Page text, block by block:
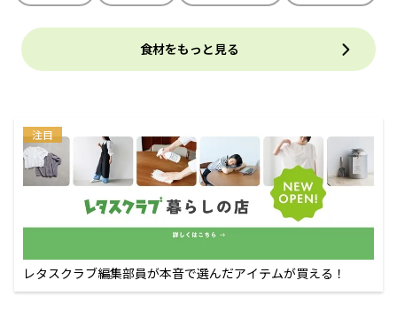
食材をもっと見る
注目
レタスクラブ編集部員が本音で選んだアイテムが買える！